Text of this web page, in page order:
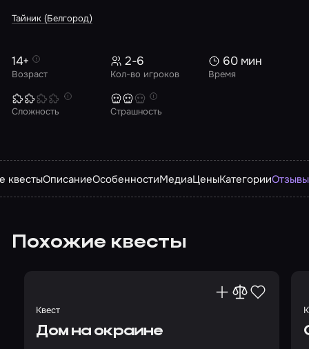
Тайник (Белгород)
Возраст
14+
Кол-во игроков
2-6
Время
60 мин
Сложность Страшность
квестыОписаниеОсобенностиМедиаЦеныКатегорииОтзывы
Похожие квесты
Квест
Дом на окраине